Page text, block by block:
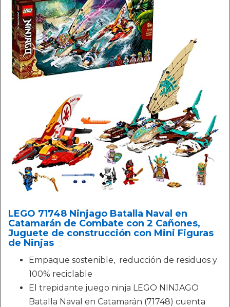
LEGO 71748 Ninjago Batalla Naval en
Catamarán de Combate con 2 Cañones,
Juguete de construcción con Mini Figuras
de Ninjas
Empaque sostenible, reducción de residuos y
100% reciclable
El trepidante juego ninja LEGO NINJAGO
Batalla Naval en Catamarán (71748) cuenta